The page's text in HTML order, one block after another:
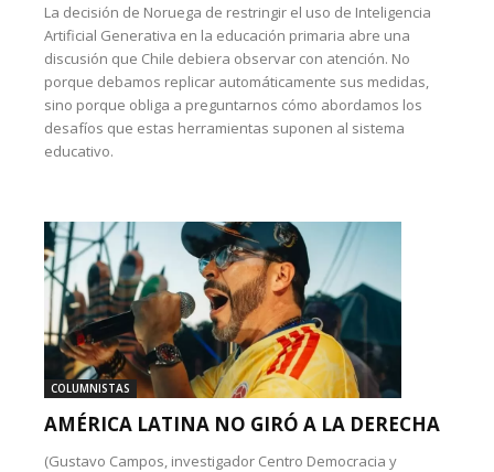
La decisión de Noruega de restringir el uso de Inteligencia
Artificial Generativa en la educación primaria abre una
discusión que Chile debiera observar con atención. No
porque debamos replicar automáticamente sus medidas,
sino porque obliga a preguntarnos cómo abordamos los
desafíos que estas herramientas suponen al sistema
educativo.
COLUMNISTAS
AMÉRICA LATINA NO GIRÓ A LA DERECHA
(Gustavo Campos, investigador Centro Democracia y